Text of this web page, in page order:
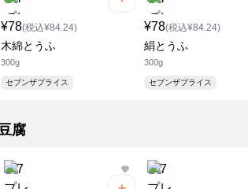
¥78(税込¥84.24)
木綿とうふ
300g
セブンザプライス
¥78(税込¥84.24)
絹とうふ
300g
セブンザプライス
豆腐